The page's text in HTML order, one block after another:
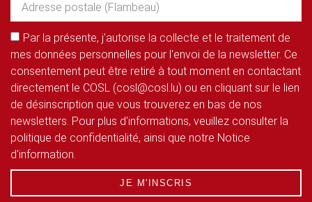
Par la présente, j'autorise la collecte et le traitement de
mes données personnelles pour l'envoi de la newsletter. Ce
consentement peut être retiré à tout moment en contactant
directement le COSL (cosl@cosl.lu) ou en cliquant sur le lien
de désinscription que vous trouverez en bas de nos
newsletters. Pour plus d'informations, veuillez consulter la
politique de confidentialité, ainsi que notre Notice
d'information.
JE M'INSCRIS